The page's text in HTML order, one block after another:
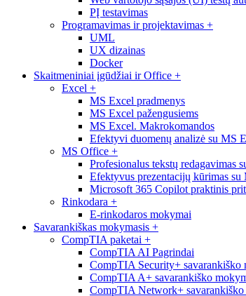
PĮ testavimas
Programavimas ir projektavimas +
UML
UX dizainas
Docker
Skaitmeniniai įgūdžiai ir Office +
Excel +
MS Excel pradmenys
MS Excel pažengusiems
MS Excel. Makrokomandos
Efektyvi duomenų analizė su MS
MS Office +
Profesionalus tekstų redagavimas
Efektyvus prezentacijų kūrimas su
Microsoft 365 Copilot praktinis
Rinkodara +
E-rinkodaros mokymai
Savarankiškas mokymasis +
CompTIA paketai +
CompTIA AI Pagrindai
CompTIA Security+ savarankiško
CompTIA A+ savarankiško
CompTIA Network+ savarankiško